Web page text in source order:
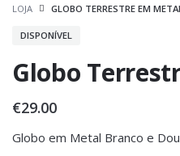
LOJA GLOBO TERRESTRE EM METAL
DISPONÍVEL
Globo
€29.00
Globo em Metal Branco e